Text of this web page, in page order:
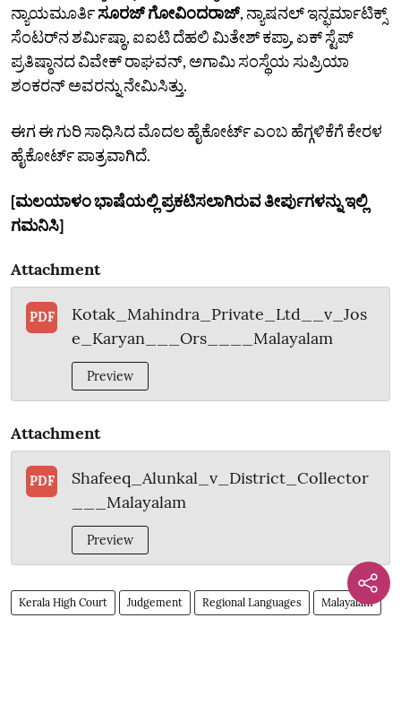
ನ್ಯಾಯಮೂರ್ತಿಸೂರಜ್ ಗೋವಿಂದರಾಜ್, ನ್ಯಾಷನಲ್‌ ಇನ್ಫರ್ಮಾಟಿಕ್ಸ್‌
ಸೆಂಟರ್‌ನ ಶರ್ಮಿಷ್ಠಾ, ಐಐಟಿ ದೆಹಲಿ ಮಿತೇಶ್‌ ಕಪ್ರಾ, ಏಕ್‌ ಸ್ಟೆಪ್‌
ಪ್ರತಿಷ್ಠಾನದ ವಿವೇಕ್‌ ರಾಘವನ್‌, ಅಗಾಮಿ ಸಂಸ್ಥೆಯ ಸುಪ್ರಿಯಾ
ಶಂಕರನ್‌ ಅವರನ್ನು ನೇಮಿಸಿತ್ತು.
ಈಗ ಈ ಗುರಿ ಸಾಧಿಸಿದ ಮೊದಲ ಹೈಕೋರ್ಟ್‌ ಎಂಬ ಹೆಗ್ಗಳಿಕೆಗೆ ಕೇರಳ
ಹೈಕೋರ್ಟ್‌ ಪಾತ್ರವಾಗಿದೆ.
[ಮಲಯಾಳಂ ಭಾಷೆಯಲ್ಲಿ ಪ್ರಕಟಿಸಲಾಗಿರುವ ತೀರ್ಪುಗಳನ್ನು ಇಲ್ಲಿ
ಗಮನಿಸಿ]
Attachment
PDF
Kotak_Mahindra_Private_Ltd__v_Jos
e_Karyan___Ors____Malayalam
Preview
Attachment
PDF
Shafeeq_Alunkal_v_District_Collector
___Malayalam
Preview
Kerala High Court Judgement Regional Languages Malayalam